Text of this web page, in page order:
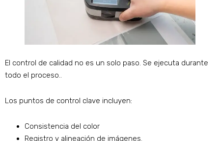
El control de calidad no es un solo paso. Se ejecuta durante
todo el proceso..
Los puntos de control clave incluyen:
Consistencia del color
Registro y alineación de imágenes.